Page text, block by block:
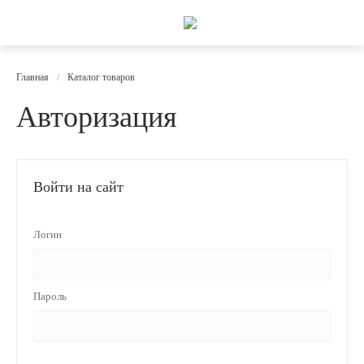
Главная / Каталог товаров
Авторизация
Войти на сайт
Логин
Пароль